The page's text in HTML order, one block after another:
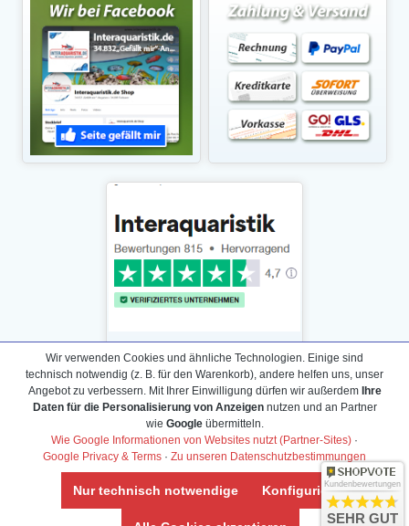
Daten­schutz­erklärung
Widerrufs­recht /Widerrufs­formular
AGB & Info
Impressum
Umwelt und Entsorgung
Wir verwenden Cookies und ähnliche Technologien. Einige sind
technisch notwendig (z. B. für den Warenkorb), andere helfen uns, unser
Angebot zu verbessern. Mit Ihrer Einwilligung dürfen wir außerdem Ihre
Daten für die Personalisierung von Anzeigennutzen und an Partner
wie Googleübermitteln.
Wie Google Informationen von Websites nutzt (Partner-Sites) ·
Google Privacy & Terms · Zu unseren Datenschutzbestimmungen
Nur technisch notwendige KonfigurierenKundenbewertungen
SEHR GUT